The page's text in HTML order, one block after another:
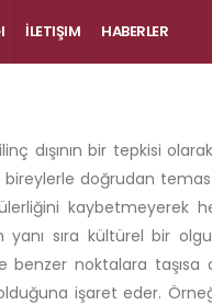
İLETIŞIM HABERLER
dışının bir tepkisi
bireylerle doğrudan
kaybetmeyerek
yanı sıra kültürel bir
benzer noktalara
işaret eder.